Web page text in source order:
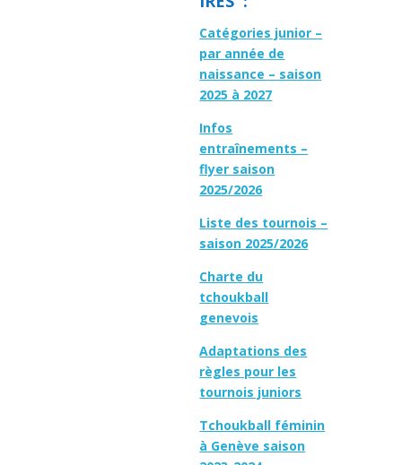
Catégories junior –
par année de
naissance – saison
2025 à 2027
Infos
entraînements –
flyer saison
2025/2026
Liste des tournois –
saison 2025/2026
Charte du
tchoukball
genevois
Adaptations des
règles pour les
tournois juniors
Tchoukball féminin
à Genève saison